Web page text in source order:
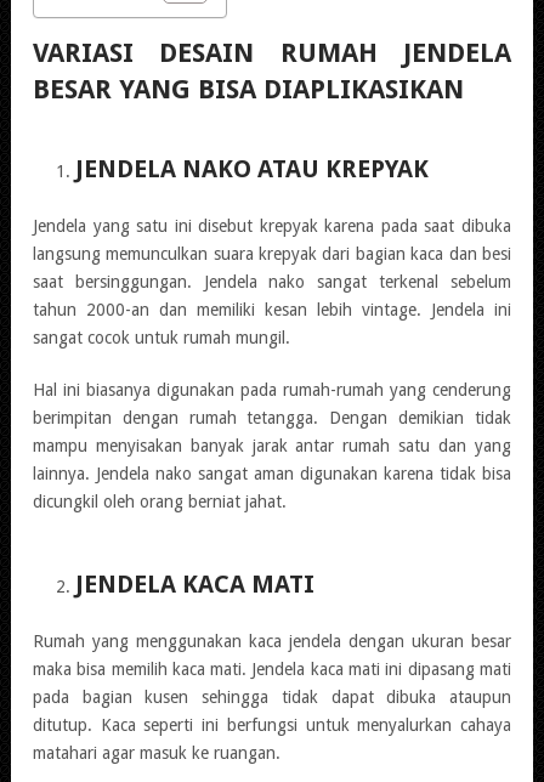
VARIASI DESAIN RUMAH JENDELA
BESAR YANG BISA DIAPLIKASIKAN
JENDELA NAKO ATAU KREPYAK
Jendela yang satu ini disebut krepyak karena pada saat dibuka
langsung memunculkan suara krepyak dari bagian kaca dan besi
saat bersinggungan. Jendela nako sangat terkenal sebelum
tahun 2000-an dan memiliki kesan lebih vintage. Jendela ini
sangat cocok untuk rumah mungil.
Hal ini biasanya digunakan pada rumah-rumah yang cenderung
berimpitan dengan rumah tetangga. Dengan demikian tidak
mampu menyisakan banyak jarak antar rumah satu dan yang
lainnya. Jendela nako sangat aman digunakan karena tidak bisa
dicungkil oleh orang berniat jahat.
JENDELA KACA MATI
Rumah yang menggunakan kaca jendela dengan ukuran besar
maka bisa memilih kaca mati. Jendela kaca mati ini dipasang mati
pada bagian kusen sehingga tidak dapat dibuka ataupun
ditutup. Kaca seperti ini berfungsi untuk menyalurkan cahaya
matahari agar masuk ke ruangan.